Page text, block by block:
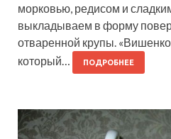
морковью, редисом и
выкладываем в форму
отваренной крупы.
который…
ПОДРОБНЕЕ